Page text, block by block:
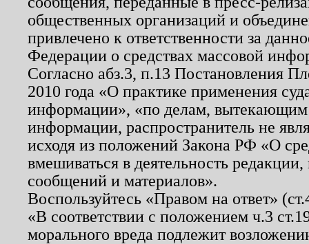
общественных организаций и
привлечено к ответственности за
Федерации о средствах массовой
Согласно абз.3, п.13 Постановления
2010 года «О практике применения
информации», «по делам, вытекающим
информации, распространитель не
исходя из положений Закона РФ «О
вмешиваться в деятельность
сообщений и материалов».
Воспользуйтесь «Правом на ответ»
«В соответствии с положением ч.3
морального вреда подлежит